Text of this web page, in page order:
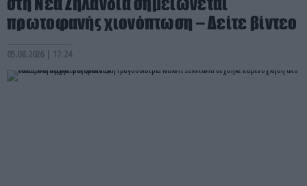
πρωτοφανής χιονόπτωση – Δείτε βίντεο
05.08.2026 | 17:24